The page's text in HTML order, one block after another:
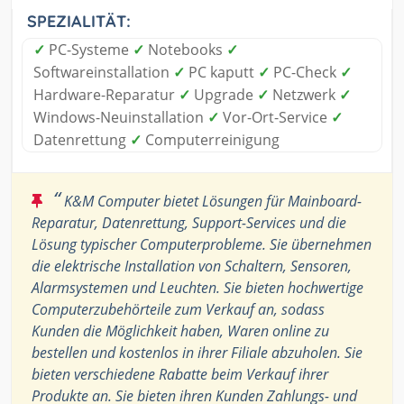
SPEZIALITÄT:
✓ PC-Systeme ✓ Notebooks ✓
Softwareinstallation ✓ PC kaputt ✓ PC-Check ✓
Hardware-Reparatur ✓ Upgrade ✓ Netzwerk ✓
Windows-Neuinstallation ✓ Vor-Ort-Service ✓
Datenrettung ✓ Computerreinigung
“K&M Computer bietet Lösungen für Mainboard-
Reparatur, Datenrettung, Support-Services und die
Lösung typischer Computerprobleme. Sie übernehmen
die elektrische Installation von Schaltern, Sensoren,
Alarmsystemen und Leuchten. Sie bieten hochwertige
Computerzubehörteile zum Verkauf an, sodass
Kunden die Möglichkeit haben, Waren online zu
bestellen und kostenlos in ihrer Filiale abzuholen. Sie
bieten verschiedene Rabatte beim Verkauf ihrer
Produkte an. Sie bieten ihren Kunden Zahlungs- und